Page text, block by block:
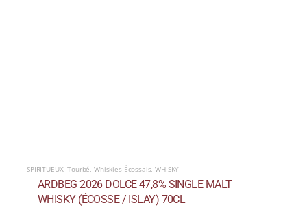
SPIRITUEUX,Tourbé, Whiskies Écossais,WHISKY
ARDBEG 2026 DOLCE 47,8% SINGLE MALT
WHISKY (ÉCOSSE / ISLAY) 70CL